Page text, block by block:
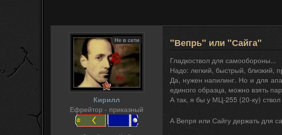
Не в сети
Кирилл
Ефрейтор - приказный
"Вепрь" или "Сайга"
Гладкоствол для самообороны...
Надо: легкий, быстрый, близкий,
Да, нужен напилинг. Но и для
единого образца, можно взять
А так, я бы у МЦ-255 (20-ку)
А Вепря или Сайгу держать для